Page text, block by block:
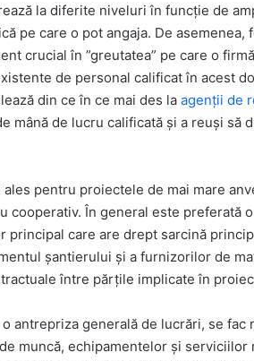
la diferite niveluri în funcție de
pe care o pot angaja. De asemenea,
crucial în ”greutatea” pe care o
de personal calificat în acest
din ce în ce mai des la agenții de
mână de lucru calificată și a reuși să
pentru proiectele de mai mare
cooperativ. În general este preferată
principal care are drept sarcină
șantierului și a furnizorilor de
între părțile implicate în
antrepriza generală de lucrări, se
muncă, echipamentelor și